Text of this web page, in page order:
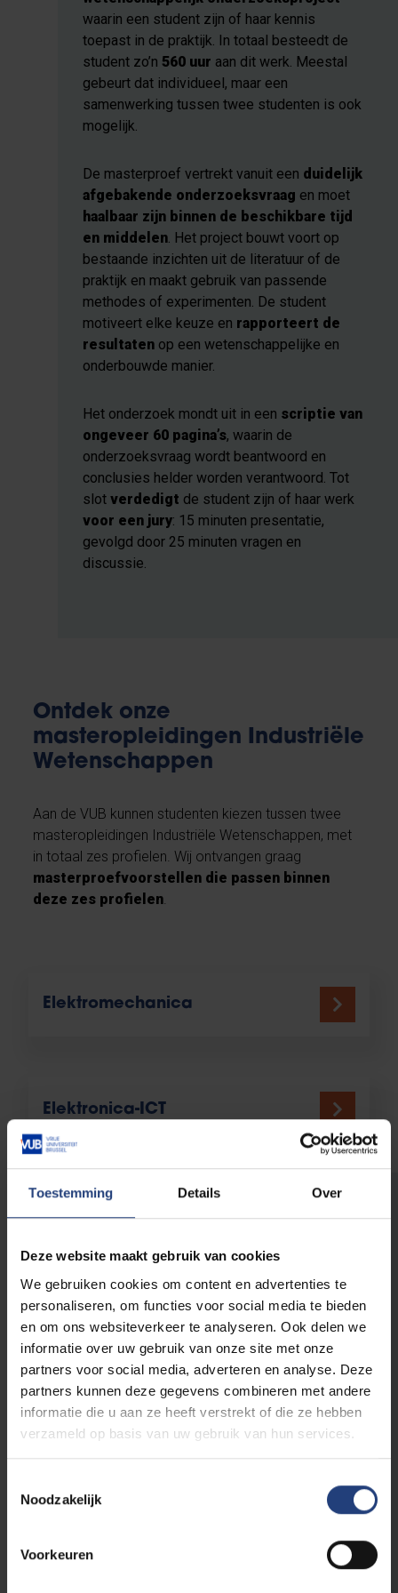
Toestemming Details Over
Deze website maakt gebruik van cookies
We gebruiken cookies om content en advertenties te
personaliseren, om functies voor social media te bieden
en om ons websiteverkeer te analyseren. Ook delen we
informatie over uw gebruik van onze site met onze
partners voor social media, adverteren en analyse. Deze
partners kunnen deze gegevens combineren met andere
informatie die u aan ze heeft verstrekt of die ze hebben
verzameld op basis van uw gebruik van hun services.
Noodzakelijk
Voorkeuren
waarin een student zijn of haar kennis
toepast in de praktijk. In totaal besteedt de
student zo’n 560 uur aan dit werk. Meestal
gebeurt dat individueel, maar een
samenwerking tussen twee studenten is ook
mogelijk.
De masterproef vertrekt vanuit een duidelijk
afgebakende onderzoeksvraag en moet
haalbaar zijn binnen de beschikbare tijd
en middelen . Het project bouwt voort op
bestaande inzichten uit de literatuur of de
praktijk en maakt gebruik van passende
methodes of experimenten. De student
motiveert elke keuze en rapporteert de
resultaten op een wetenschappelijke en
onderbouwde manier.
Het onderzoek mondt uit in een scriptie van
ongeveer 60 pagina’s, waarin de
onderzoeksvraag wordt beantwoord en
conclusies helder worden verantwoord. Tot
slot verdedigt de student zijn of haar werk
voor een jury: 15 minuten presentatie,
gevolgd door 25 minuten vragen en
discussie.
Ontdek onze
masteropleidingen Industriële
Wetenschappen
Aan de VUB kunnen studenten kiezen tussen twee
masteropleidingen Industriële Wetenschappen, met
in totaal zes profielen. Wij ontvangen graag
masterproefvoorstellen die passen binnen
deze zes profielen
Elektromechanica
Elektronica-ICT
Dien je
masterproefvoorstel in
Contactpersoon en
begeleider
Naam bedrijf *